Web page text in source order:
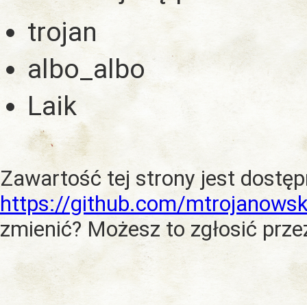
trojan
albo_albo
Laik
Zawartość tej strony jest
https://github.com/
zmienić? Możesz to zgłosić